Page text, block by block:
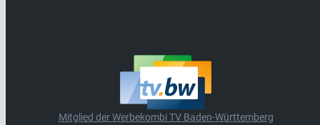
Mitglied der Werbekombi TV Baden-Württemberg